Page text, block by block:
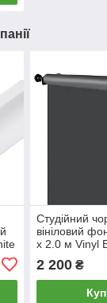
Студійний
вініловий
х 2.0 м Vinyl
фотофон
настінних
2 200₴